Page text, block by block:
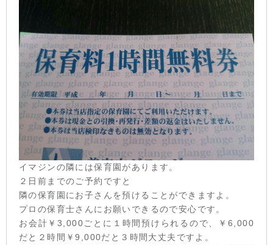
イマジンの隣には保育園があります。
２日前までのご予約ですと
隣の保育園にお子さんを預けることができますよ。
プロの保育士さんにお願いできるので安心です。
お会計￥3,000ごとに１時間預けられるので、￥6,000
だと２時間￥9,000だと３時間大丈夫ですよ。